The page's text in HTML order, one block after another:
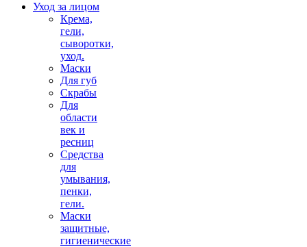
Уход за лицом
Крема,
гели,
сыворотки,
уход.
Маски
Для губ
Скрабы
Для
области
век и
ресниц
Средства
для
умывания,
пенки,
гели.
Маски
защитные,
гигиенические